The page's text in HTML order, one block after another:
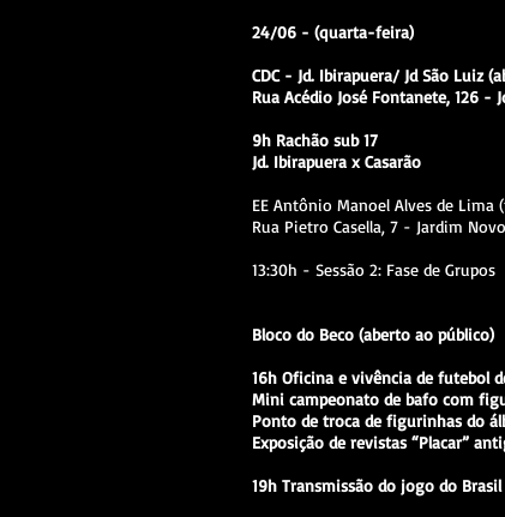
24/06 - (quarta-feira)
CDC - Jd. Ibirapuera/ Jd São Luiz
Rua Acédio José Fontanete, 126 -
9h Rachão sub 17
Jd. Ibirapuera x Casarão
EE Antônio Manoel Alves de Lima
Rua Pietro Casella, 7 - Jardim
13:30h - Sessão 2: Fase de Grupos
Bloco do Beco (aberto ao público)
16h Oficina e vivência de futebol
Mini campeonato de bafo com
Ponto de troca de figurinhas do
Exposição de revistas “Placar”
19h Transmissão do jogo do Brasil